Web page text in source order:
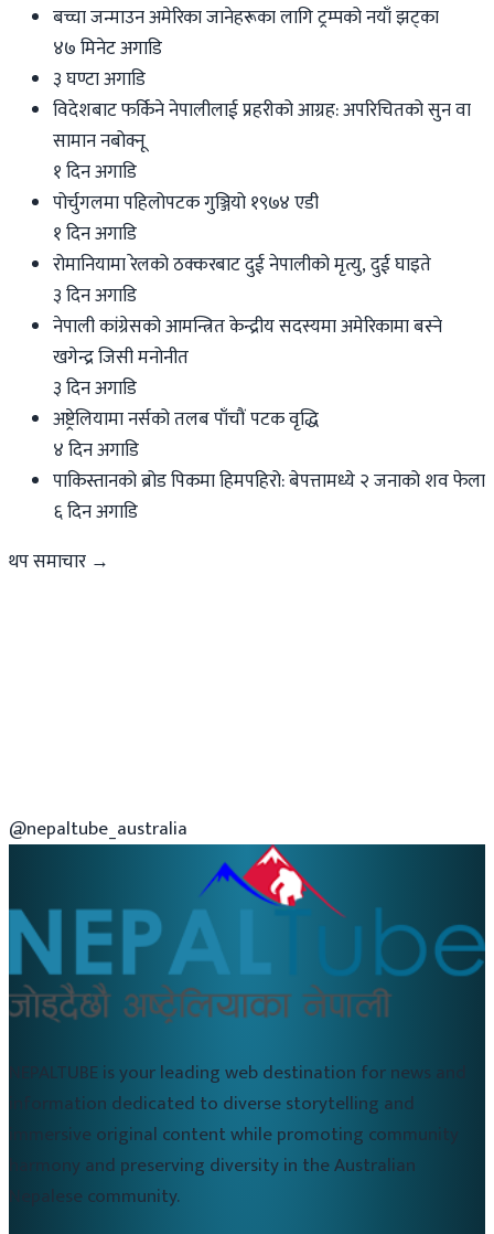
बच्चा जन्माउन अमेरिका जानेहरूका लागि ट्रम्पको नयाँ झट्का
४७ मिनेट अगाडि
३ घण्टा अगाडि
विदेशबाट फर्किने नेपालीलाई प्रहरीको आग्रह: अपरिचितको सुन वा
सामान नबोक्नू
१ दिन अगाडि
पोर्चुगलमा पहिलोपटक गुञ्जियो १९७४ एडी
१ दिन अगाडि
रोमानियामा रेलको ठक्करबाट दुई नेपालीको मृत्यु, दुई घाइते
३ दिन अगाडि
नेपाली कांग्रेसको आमन्त्रित केन्द्रीय सदस्यमा अमेरिकामा बस्ने
खगेन्द्र जिसी मनोनीत
३ दिन अगाडि
अष्ट्रेलियामा नर्सको तलब पाँचौं पटक वृद्धि
४ दिन अगाडि
पाकिस्तानको ब्रोड पिकमा हिमपहिरो: बेपत्तामध्ये २ जनाको शव फेला
६ दिन अगाडि
थप समाचार →
@nepaltube_australia
NEPALTUBE is your leading web destination for news and
information dedicated to diverse storytelling and
immersive original content while promoting community
harmony and preserving diversity in the Australian
Nepalese community.